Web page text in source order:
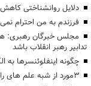
دلایل روانشناختی
فرزندم به من احترام نمی‌گذارد؛ ۵ راهکار عملی برای معکوس
مجلس خبرگان رهبری:
تدابیر رهبر انقلاب باشد
چگونه اینفلوئنسرها به
3مورد از شبه علم های رایج در صفحات سلامت +اینفوگرافی